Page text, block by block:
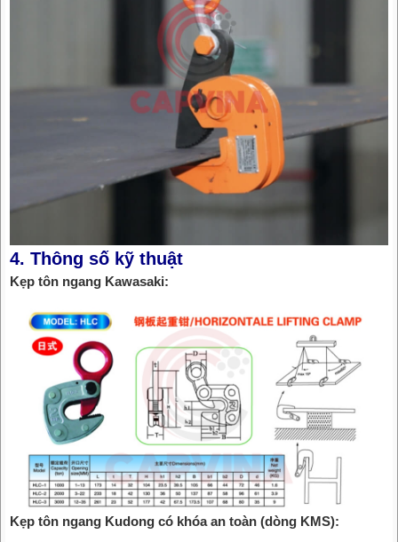
4. Thông số kỹ thuật
Kẹp tôn ngang Kawasaki:
Kẹp tôn ngang Kudong có khóa an toàn (dòng KMS):